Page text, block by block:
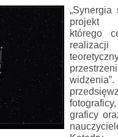
„Synergia
projekt
którego
graficy